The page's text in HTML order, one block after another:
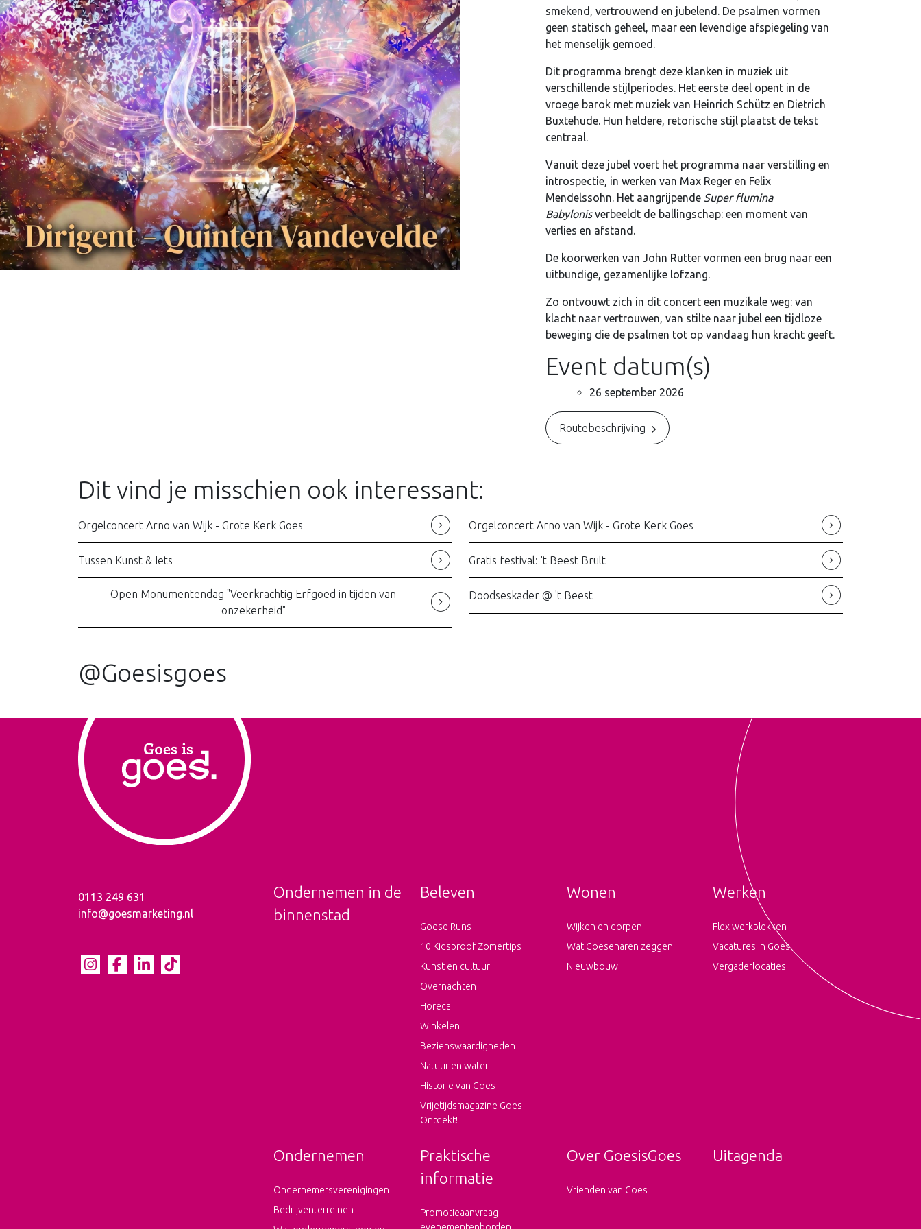
smekend, vertrouwend en jubelend. De psalmen vormen
geen statisch geheel, maar een levendige afspiegeling van
het menselijk gemoed.
Dit programma brengt deze klanken in muziek uit
verschillende stijlperiodes. Het eerste deel opent in de
vroege barok met muziek van Heinrich Schütz en Dietrich
Buxtehude. Hun heldere, retorische stijl plaatst de tekst
centraal.
Vanuit deze jubel voert het programma naar verstilling en
introspectie, in werken van Max Reger en Felix
Mendelssohn. Het aangrijpende Super flumina
Babylonisverbeeldt de ballingschap: een moment van
verlies en afstand.
De koorwerken van John Rutter vormen een brug naar een
uitbundige, gezamenlijke lofzang.
Zo ontvouwt zich in dit concert een muzikale weg: van
klacht naar vertrouwen, van stilte naar jubel een tijdloze
beweging die de psalmen tot op vandaag hun kracht geeft.
Event datum(s)
26 september 2026
Routebeschrijving
Dit vind je misschien ook interessant:
Orgelconcert Arno van Wijk - Grote Kerk Goes Orgelconcert Arno van Wijk - Grote Kerk Goes
Tussen Kunst & Iets Gratis festival: 't Beest Brult
Open Monumentendag "Veerkrachtig Erfgoed in tijden van
onzekerheid"
Doodseskader @ 't Beest
@Goesisgoes
0113 249 631
info@goesmarketing.nl
Ondernemen in de
binnenstad
Beleven
Goese Runs
10 Kidsproof Zomertips
Kunst en cultuur
Overnachten
Horeca
Winkelen
Bezienswaardigheden
Natuur en water
Historie van Goes
Vrijetijdsmagazine Goes
Ontdekt!
Wonen
Wijken en dorpen
Wat Goesenaren zeggen
Nieuwbouw
Werken
Flex werkplekken
Vacatures in Goes
Vergaderlocaties
Ondernemen
Ondernemersverenigingen
Bedrijventerreinen
Praktische
informatie
Promotieaanvraag
Over GoesisGoes
Vrienden van Goes
Uitagenda